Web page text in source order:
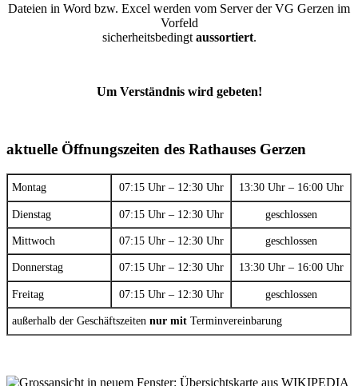
Dateien in Word bzw. Excel werden vom Server der VG Gerzen im
Vorfeld
sicherheitsbedingt aussortiert.
Um Verständnis wird gebeten!
aktuelle Öffnungszeiten des Rathauses Gerzen
Montag 07:15 Uhr – 12:30 Uhr 13:30 Uhr – 16:00 Uhr
Dienstag 07:15 Uhr – 12:30 Uhr geschlossen
Mittwoch 07:15 Uhr – 12:30 Uhr geschlossen
Donnerstag 07:15 Uhr – 12:30 Uhr 13:30 Uhr – 16:00 Uhr
Freitag 07:15 Uhr – 12:30 Uhr geschlossen
außerhalb der Geschäftszeiten nur mit Terminvereinbarung